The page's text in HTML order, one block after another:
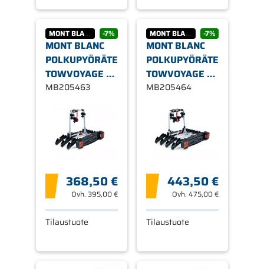
MONT BLANC -7%
MONT BLANC
POLKUPYÖRÄTELINE
TOWVOYAGE 3
PYÖRÄLLE
MB205463
368,50 €
Ovh. 395,00 €
Tilaustuote
MONT BLANC -7%
MONT BLANC
POLKUPYÖRÄTELINE
TOWVOYAGE 4
PYÖRÄLLE
MB205464
443,50 €
Ovh.475,00 €
Tilaustuote